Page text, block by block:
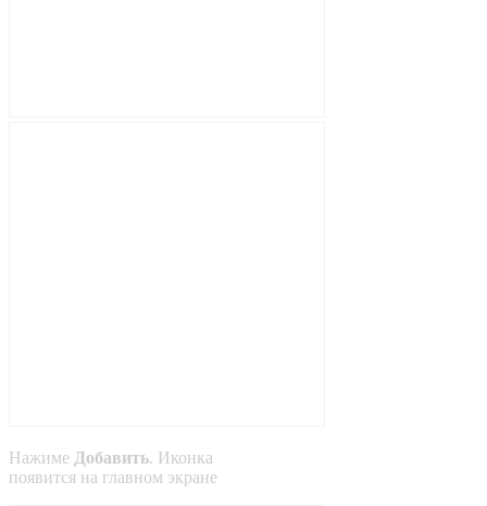
Нажиме Добавить. Иконка
появится на главном экране